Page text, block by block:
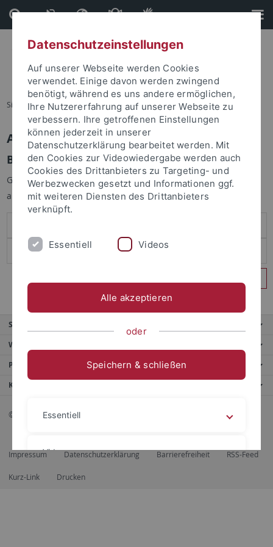
Direkt
zum
Inhalt
Direkt
zur
Fußleiste
Sie sind hier: Startseite
Anmelden
Benutzeranmeldung
Geben Sie Ihren Benutzernamen und Ihr Passwort an um sich
anzumelden:
Service
Weitere Angebote
Portale
Kontaktinfo
© 2026 Eberhard Karls Universität Tübingen, Tübingen
Impressum Datenschutzerklärung Barrierefreiheit RSS-Feed
Kurz-Link Drucken
Datenschutzeinstellungen
Auf unserer Webseite werden Cookies
verwendet. Einige davon werden zwingend
benötigt, während es uns andere ermöglichen,
Ihre Nutzererfahrung auf unserer Webseite zu
verbessern. Ihre getroffenen Einstellungen
können jederzeit in unserer
Datenschutzerklärung bearbeitet werden. Mit
den Cookies zur Videowiedergabe werden auch
Cookies des Drittanbieters zu Targeting- und
Werbezwecken gesetzt und Informationen ggf.
mit weiteren Diensten des Drittanbieters
verknüpft.
Essentiell Videos
Alle akzeptieren
oder
Speichern & schließen
Essentiell
Videos